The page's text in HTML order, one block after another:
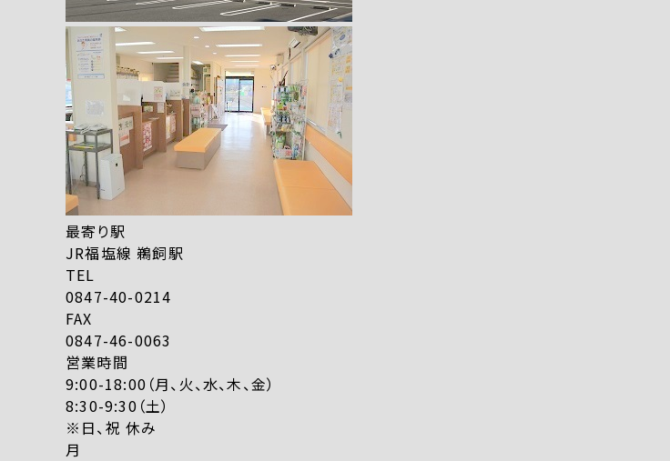
最寄り駅
JR福塩線 鵜飼駅
TEL
0847-40-0214
FAX
0847-46-0063
営業時間
9:00-18:00（月、火、水、木、金）
8:30-9:30（土）
※日、祝 休み
月